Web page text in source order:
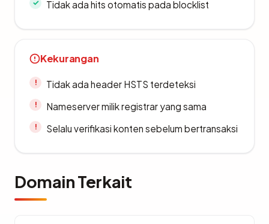
Tidak ada hits otomatis pada blocklist
Kekurangan
Tidak ada header HSTS terdeteksi
Nameserver milik registrar yang sama
Selalu verifikasi konten sebelum bertransaksi
Domain Terkait